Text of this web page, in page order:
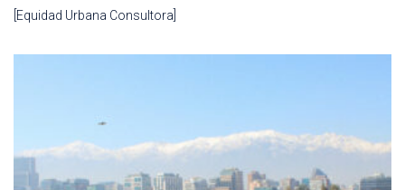
[Equidad Urbana Consultora]